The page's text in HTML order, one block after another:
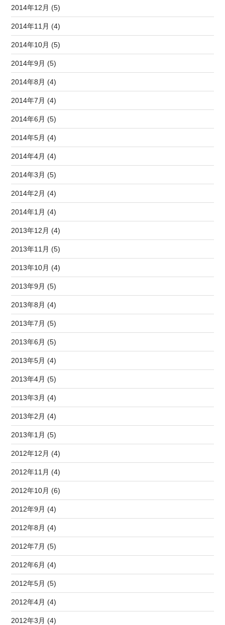
2014年12月 (5)
2014年11月 (4)
2014年10月 (5)
2014年9月 (5)
2014年8月 (4)
2014年7月 (4)
2014年6月 (5)
2014年5月 (4)
2014年4月 (4)
2014年3月 (5)
2014年2月 (4)
2014年1月 (4)
2013年12月 (4)
2013年11月 (5)
2013年10月 (4)
2013年9月 (5)
2013年8月 (4)
2013年7月 (5)
2013年6月 (5)
2013年5月 (4)
2013年4月 (5)
2013年3月 (4)
2013年2月 (4)
2013年1月 (5)
2012年12月 (4)
2012年11月 (4)
2012年10月 (6)
2012年9月 (4)
2012年8月 (4)
2012年7月 (5)
2012年6月 (4)
2012年5月 (5)
2012年4月 (4)
2012年3月 (4)